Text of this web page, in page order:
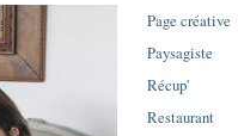
Page créative
Paysagiste
Récup'
Restaurant